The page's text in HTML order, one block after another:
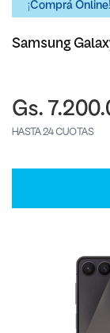
¡Comprá Online!
Samsung
Gs.
HASTA 24 CUOTAS